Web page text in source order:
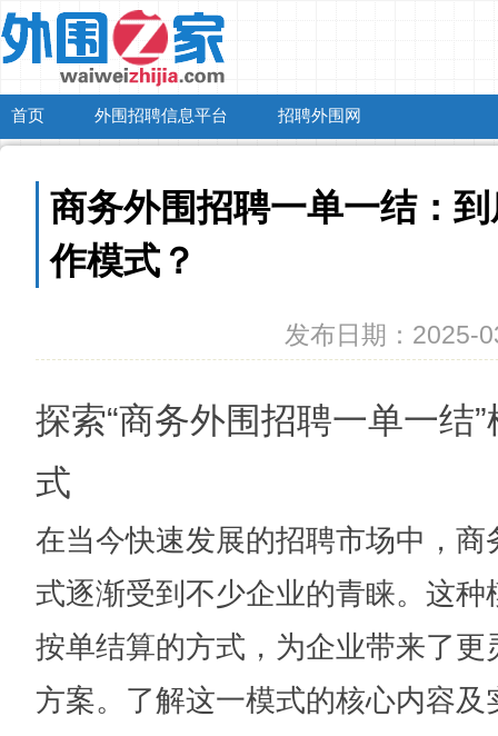
首页 外围招聘信息平台 招聘外围网
商务外围招聘一单一结：
作模式？
发布日期：2025-
探索“商务外围招聘一单一结
式
在当今快速发展的招聘市场中，
式逐渐受到不少企业的青睐。这
按单结算的方式，为企业带来了
方案。了解这一模式的核心内容